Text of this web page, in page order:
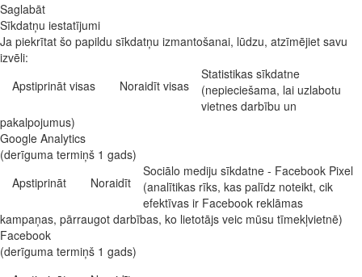
Saglabāt
Sīkdatņu iestatījumi
Ja piekrītat šo papildu sīkdatņu izmantošanai, lūdzu, atzīmējiet savu
izvēli:
Apstiprināt visas
Noraidīt visas
Statistikas sīkdatne
(nepieciešama, lai uzlabotu
vietnes darbību un
pakalpojumus)
Google Analytics
(derīguma termiņš 1 gads)
Apstiprināt
Noraidīt
Sociālo mediju sīkdatne - Facebook Pixel
(analītikas rīks, kas palīdz noteikt, cik
efektīvas ir Facebook reklāmas
kampaņas, pārraugot darbības, ko lietotājs veic mūsu tīmekļvietnē)
Facebook
(derīguma termiņš 1 gads)